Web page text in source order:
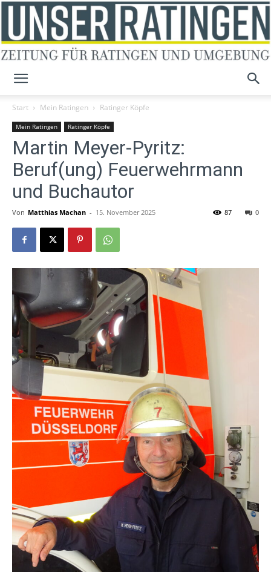
Ratingen
Start Mein Ratingen Ratinger Köpfe
Mein Ratingen Ratinger Köpfe
Martin Meyer-Pyritz:
Beruf(ung) Feuerwehrmann
und Buchautor
Von Matthias Machan - 15. November 2025 0
87